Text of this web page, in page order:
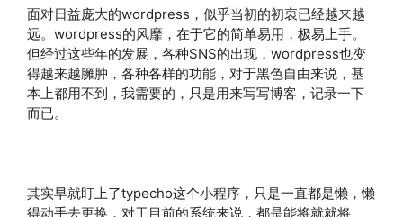
面对日益庞大的wordpress，似乎当初的初衷已经越来越
远。wordpress的风靡，在于它的简单易用，极易上手。
但经过这些年的发展，各种SNS的出现，wordpress也变
得越来越臃肿，各种各样的功能，对于黑色自由来说，基
本上都用不到，我需要的，只是用来写写博客，记录一下
而已。
其实早就盯上了typecho这个小程序，只是一直都是懒，懒
得动手去更换，对于目前的系统来说，都是能将就就将